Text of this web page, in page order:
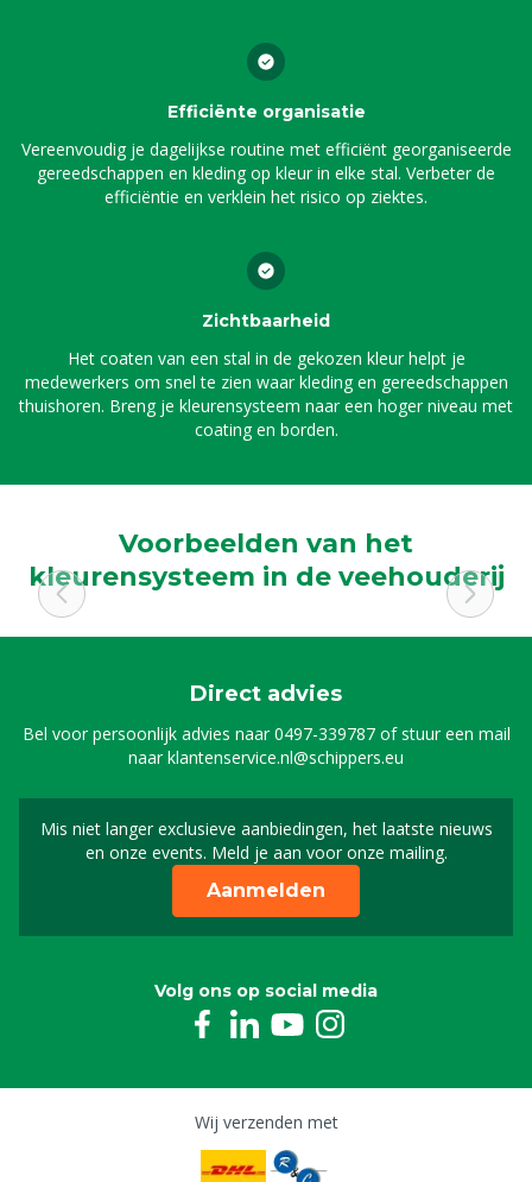
Efficiënte organisatie
Vereenvoudig je dagelijkse routine met efficiënt georganiseerde
gereedschappen en kleding op kleur in elke stal. Verbeter de
efficiëntie en verklein het risico op ziektes.
Zichtbaarheid
Het coaten van een stal in de gekozen kleur helpt je
medewerkers om snel te zien waar kleding en gereedschappen
thuishoren. Breng je kleurensysteem naar een hoger niveau met
coating en borden.
Voorbeelden van het
kleurensysteem in de veehouderij
Direct advies
Bel voor persoonlijk advies naar0497-339787of stuur een mail
naarklantenservice.nl@schippers.eu
Mis niet langer exclusieve aanbiedingen, het laatste nieuws
en onze events. Meld je aan voor onze mailing.
Schrijf je in voor onze
Aanmelden
Volg ons op social media
Wij verzenden met